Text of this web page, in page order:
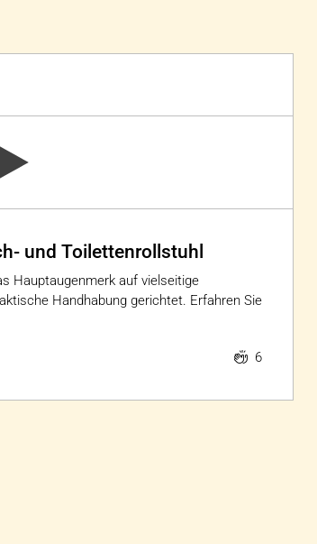
und Toilettenrollstuhl
Hauptaugenmerk auf vielseitige
Handhabung gerichtet. Erfahren Sie
6